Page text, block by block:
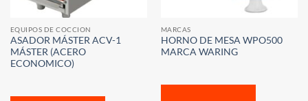
EQUIPOS DE COCCION
ASADOR MÁSTER ACV-1
MÁSTER (ACERO
ECONOMICO)
MARCAS
HORNO DE MESA WPO500
MARCA WARING